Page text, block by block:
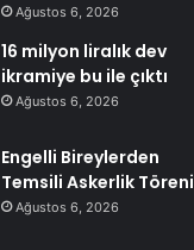
Ağustos 6, 2026
16 milyon liralık dev
ikramiye bu ile çıktı
Ağustos 6, 2026
Engelli Bireylerden
Temsili Askerlik Töreni
Ağustos 6, 2026